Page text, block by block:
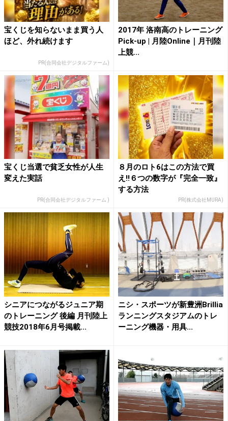
宝くじを知らないまま買う人
ほど、外れ続けます
PR(合同会社デジタルファーム)
2017年 洛南高のトレーニング
Pick-up | 月陸Online｜月刊陸
上競...
宝くじ当選で貧乏女性が人生
変えた実話
PR(合同会社デジタルファーム )
８月のロト6はこの方法で買
え!!６つの数字が『完全一致』
する方法
PR(株式会社MURA)
シニアにつながるジュニア期
のトレーニング 後編 月刊陸上
競技2018年6月号掲載...
ニシ・スポーツが新豊洲Brillia
ランニングスタジアムのトレ
ーニング機器・用具...